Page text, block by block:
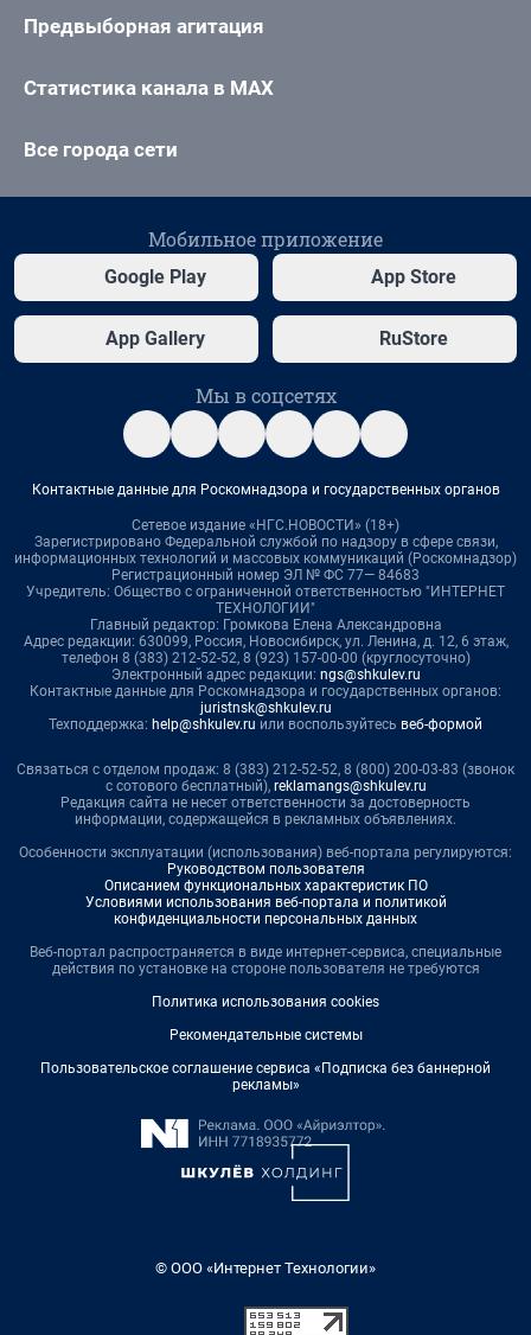
Предвыборная агитация
Статистика канала в MAX
Все города сети
Мобильное приложение
Google Play App Store
App Gallery RuStore
Мы в соцсетях
Контактные данные для Роскомнадзора и государственных органов
Сетевое издание «НГС.НОВОСТИ» (18+)
Зарегистрировано Федеральной службой по надзору в сфере связи,
информационных технологий и массовых коммуникаций (Роскомнадзор)
Регистрационный номер ЭЛ № ФС 77— 84683
Учредитель: Общество с ограниченной ответственностью "ИНТЕРНЕТ
ТЕХНОЛОГИИ"
Главный редактор: Громкова Елена Александровна
Адрес редакции: 630099, Россия, Новосибирск, ул. Ленина, д. 12, 6 этаж,
телефон 8 (383) 212-52-52, 8 (923) 157-00-00 (круглосуточно)
Электронный адрес редакции: ngs@shkulev.ru
Контактные данные для Роскомнадзора и государственных органов:
juristnsk@shkulev.ru
Техподдержка: help@shkulev.ru или воспользуйтесь веб-формой
Связаться с отделом продаж: 8 (383) 212-52-52, 8 (800) 200-03-83 (звонок
с сотового бесплатный), reklamangs@shkulev.ru
Редакция сайта не несет ответственности за достоверность
информации, содержащейся в рекламных объявлениях.
Особенности эксплуатации (использования) веб-портала регулируются:
Руководством пользователя
Описанием функциональных характеристик ПО
Условиями использования веб-портала и политикой
конфиденциальности персональных данных
Веб-портал распространяется в виде интернет-сервиса, специальные
действия по установке на стороне пользователя не требуются
Политика использования cookies
Рекомендательные системы
Пользовательское соглашение сервиса «Подписка без баннерной
рекламы»
© ООО «Интернет Технологии»